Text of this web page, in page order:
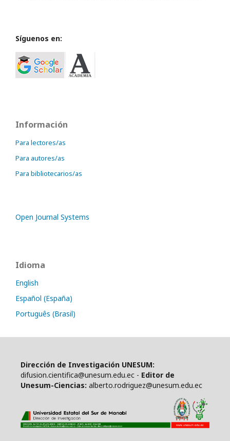
Síguenos en:
Información
Para lectores/as
Para autores/as
Para bibliotecarios/as
Open Journal Systems
Idioma
English
Español (España)
Português (Brasil)
Dirección de Investigación UNESUM:
difusion.cientifica@unesum.edu.ec - Editor de
Unesum-Ciencias: alberto.rodriguez@unesum.edu.ec